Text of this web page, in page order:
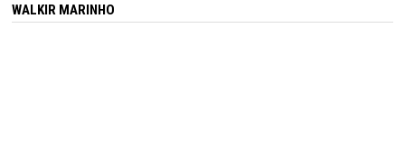
WALKIR MARINHO